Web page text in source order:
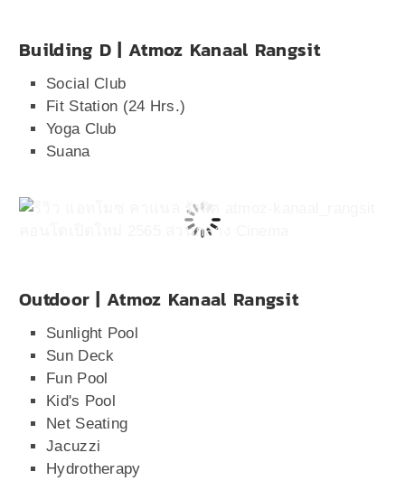
Building D | Atmoz Kanaal Rangsit
Social Club
Fit Station (24 Hrs.)
Yoga Club
Suana
Outdoor | Atmoz Kanaal Rangsit
Sunlight Pool
Sun Deck
Fun Pool
Kid's Pool
Net Seating
Jacuzzi
Hydrotherapy